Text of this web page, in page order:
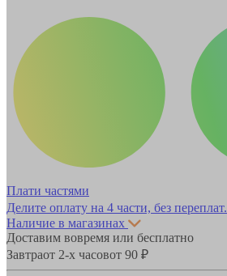
Плати частями
Делите оплату на 4 части, без переплат.
Наличие в магазинах
Доставим вовремя или бесплатно
Завтраот 2-х часовот 90 ₽